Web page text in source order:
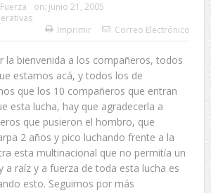
on: junio 21, 2005
Imprimir
Correo Electrónico
la bienvenida a los compañeros, todos
estamos acá, y todos los de
que los 10 compañeros que entran
esta lucha, hay que agradecerla a
que pusieron el hombro, que
2 años y pico luchando frente a la
esta multinacional que no permitía un
a raíz y a fuerza de toda esta lucha es
esto. Seguimos por más